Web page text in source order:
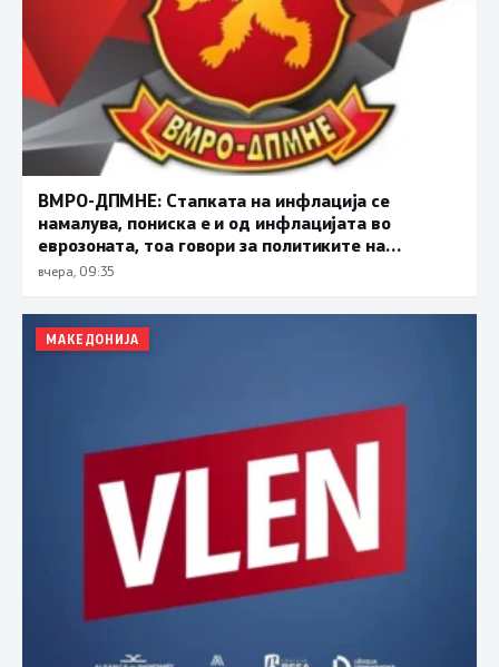
ВМРО-ДПМНЕ: Стапката на инфлација се
намалува, пониска е и од инфлацијата во
еврозоната, тоа говори за политиките на
Владата кои водат кон подобар животен
вчера, 09:35
МАКЕДОНИЈА